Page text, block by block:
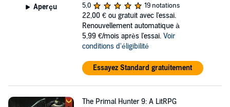
Aperçu
5,0
19 notations
22,00 € ou gratuit avec l'essai.
Renouvellement automatique à
5,99 €/mois après l'essai. Voir
conditions d'éligibilité
Essayez Standard gratuitement
The Primal Hunter 9: A LitRPG